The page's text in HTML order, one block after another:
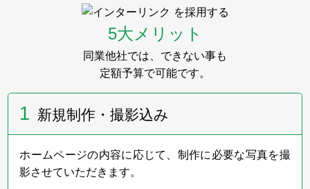
フューネラルビジネスフェア2024に出展いたしまし
弊社ブースへお立ち寄りいただきました皆様、
誠にありがとうございました。
2023年10月23日
第11回「着想は眠らない」展のインターリンク賞
受賞者を発表いたしました。
2023年9月
を採用する
5大メリット
同業他社では、できない事も
定額予算で可能です。
1 新規制作・撮影込み
ホームページの内容に応じて、制作に必要な写真を撮
影させていただきます。